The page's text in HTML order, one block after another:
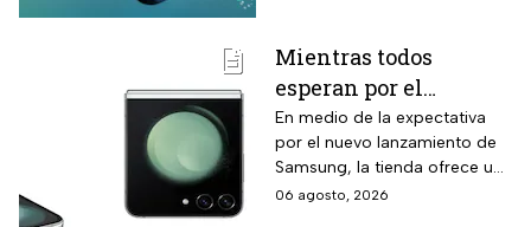
Mientras todos
esperan por el
Samsung Z Flip8,
Liverpool rebaja y
remata el Galaxy Z
Flip5 de 256GB a tres
En medio de la expectativa
por el nuevo lanzamiento de
Samsung, la tienda ofrece un
modelo anterior a un precio
06 agosto, 2026